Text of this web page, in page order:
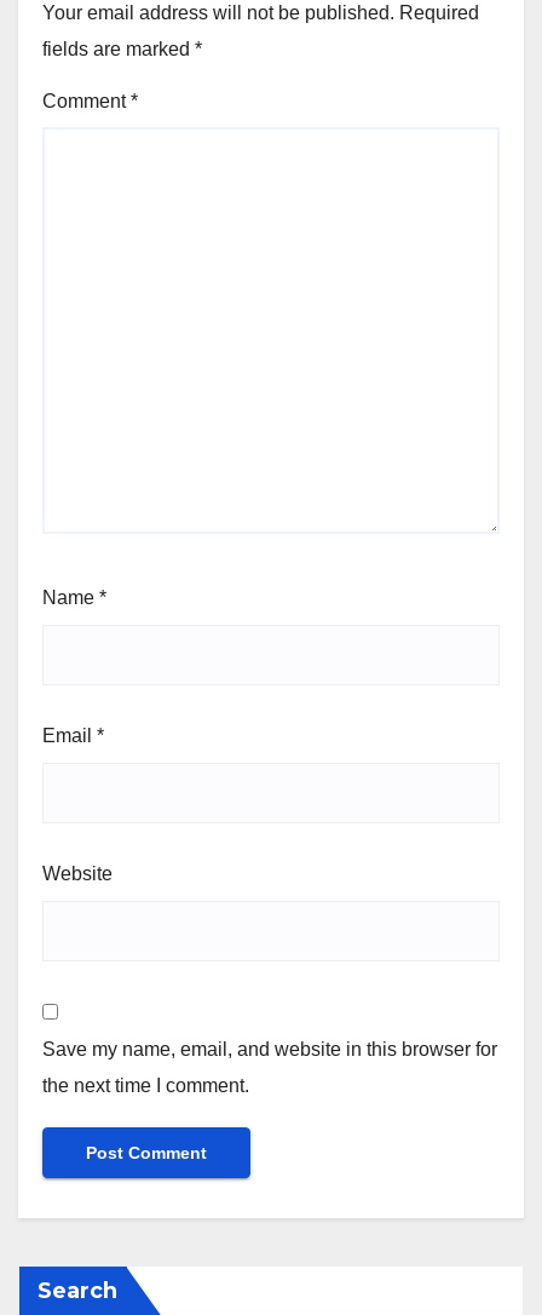
Your email address will not be published. Required
fields are marked *
Comment*
Name *
Email *
Website
Save my name, email, and website in this browser for
the next time I comment.
Search